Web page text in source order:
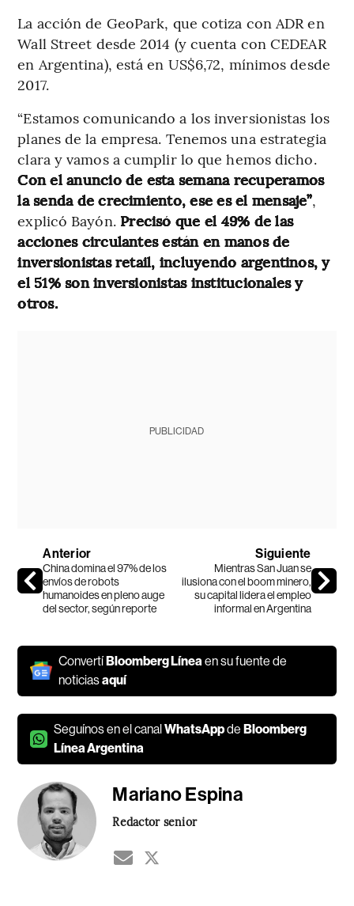
La acción de GeoPark, que cotiza con ADR en
Wall Street desde 2014 (y cuenta con CEDEAR
en Argentina), está en US$6,72, mínimos desde
2017.
“Estamos comunicando a los inversionistas los
planes de la empresa. Tenemos una estrategia
clara y vamos a cumplir lo que hemos dicho.
Con el anuncio de esta semana recuperamos
la senda de crecimiento, ese es el mensaje”,
explicó Bayón.Precisó que el 49% de las
acciones circulantes están en manos de
inversionistas retail, incluyendo argentinos, y
el 51% son inversionistas institucionales y
otros.
PUBLICIDAD
Anterior
China domina el 97% de los
envíos de robots
humanoides en pleno auge
del sector, según reporte
Siguiente
Mientras San Juan se
ilusiona con el boom minero,
su capital lidera el empleo
informal en Argentina
ConvertíBloomberg Líneaen su fuente de
noticiasaquí
Seguínos en el canalWhatsAppdeBloomberg
Línea Argentina
Mariano Espina
Redactor senior